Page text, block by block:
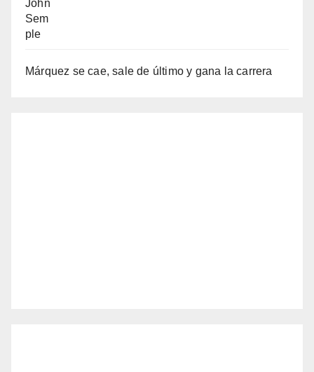
Márquez se cae, sale de último y gana la carrera